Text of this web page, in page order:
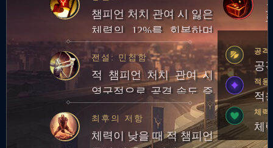
량의 일부만큼 체력 회복
챔피언 처치 관여 시 잃은
체력의 12%를 회복하며
추가로 20골드 획득
전설: 민첩함
적 챔피언 처치 관여 시
영구적으로 공격 속도 증
최후의 저항
체력이 낮을 때 적 챔피언
공격
공
적응
적
체력
체